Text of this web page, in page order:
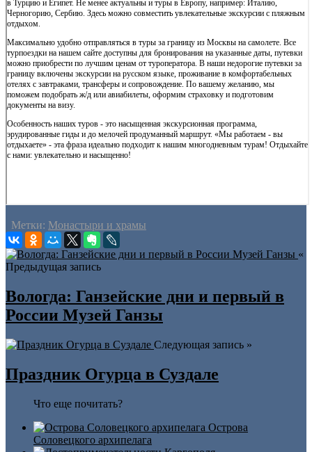
Метки: Монастыри и храмы
«
Предыдущая запись
Вологда: Ганзейские дни и первый в
России Музей Ганзы
Следующая запись »
Праздник Огурца в Суздале
Что еще почитать?
Острова
Соловецкого архипелага